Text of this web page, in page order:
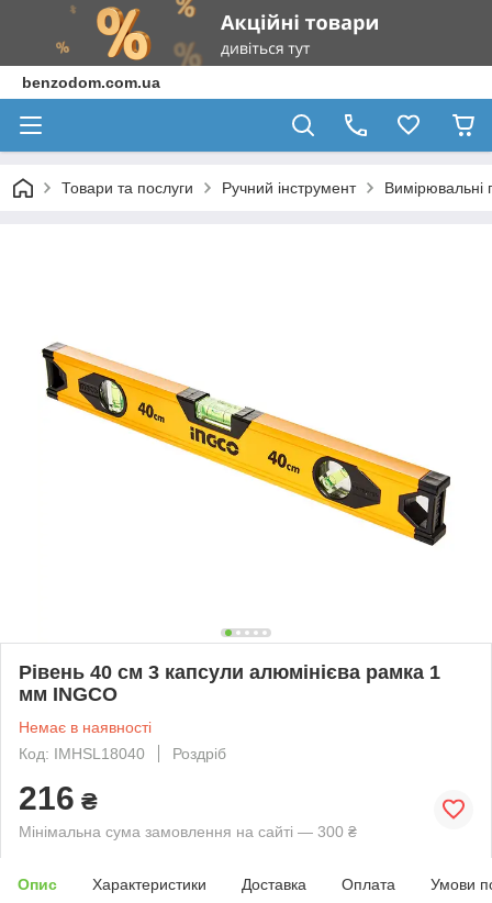
benzodom.com.ua
Товари та послуги Ручний інструмент Вимірювальні
Рівень 40 см 3 капсули алюмінієва рамка 1
мм INGCO
Немає в наявності
Код: IMHSL18040
Роздріб
216 ₴
Мінімальна сума замовлення на сайті — 300 ₴
Опис Характеристики Доставка Оплата Умови